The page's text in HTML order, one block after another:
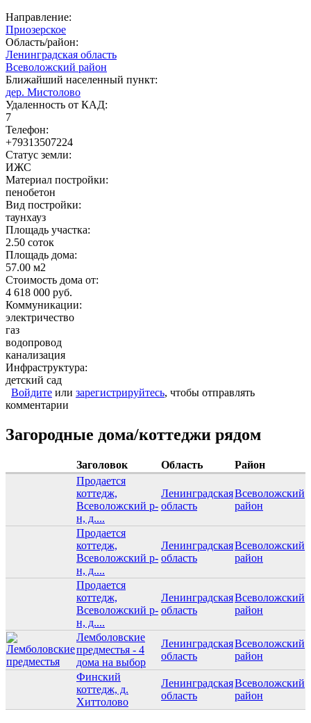
Направление:
Приозерское
Область/район:
Ленинградская область
Всеволожский район
Ближайший населенный пункт:
дер. Мистолово
Удаленность от КАД:
7
Телефон:
+79313507224
Статус земли:
ИЖС
Материал постройки:
пенобетон
Вид постройки:
таунхауз
Площадь участка:
2.50 соток
Площадь дома:
57.00 м2
Стоимость дома от:
4 618 000 руб.
Коммуникации:
электричество
газ
водопровод
канализация
Инфраструктура:
детский сад
Войдите или зарегистрируйтесь, чтобы отправлять
комментарии
Загородные дома/коттеджи рядом
Заголовок Область
Район
Продается
коттедж,
Всеволожский р-
н, д....
Ленинградская
область
Всеволожский
район
Продается
коттедж,
Всеволожский р-
н, д....
Ленинградская
область
Всеволожский
район
Продается
коттедж,
Всеволожский р-
н, д....
Ленинградская
область
Всеволожский
район
Лемболовские
предместья - 4
дома на выбор
Ленинградская
область
Всеволожский
район
Финский
коттедж, д.
Хиттолово
Ленинградская
область
Всеволожский
район